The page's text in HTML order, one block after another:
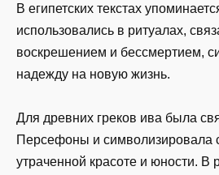
В египетских текстах
использовались в ритуалах,
воскрешением и бессмертием,
надежду на новую жизнь.
Для древних греков ива была
Персефоны и символизировала
утраченной красоте и юности. В